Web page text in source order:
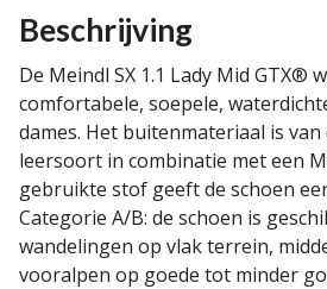
Beschrijving
De Meindl SX 1.1 Lady Mid GTX®
comfortabele, soepele,
dames. Het buitenmateriaal is
leersoort in combinatie met een
gebruikte stof geeft de schoen
Categorie A/B: de schoen is
wandelingen op vlak terrein,
vooralpen op goede tot minder